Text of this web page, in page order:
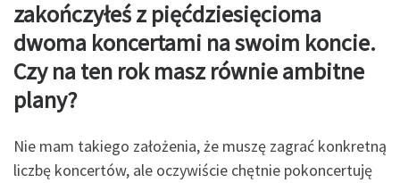
zakończyłeś z pięćdziesięcioma
dwoma koncertami na swoim koncie.
Czy na ten rok masz równie ambitne
plany?
Nie mam takiego założenia, że muszę zagrać konkretną
liczbę koncertów, ale oczywiście chętnie pokoncertuję